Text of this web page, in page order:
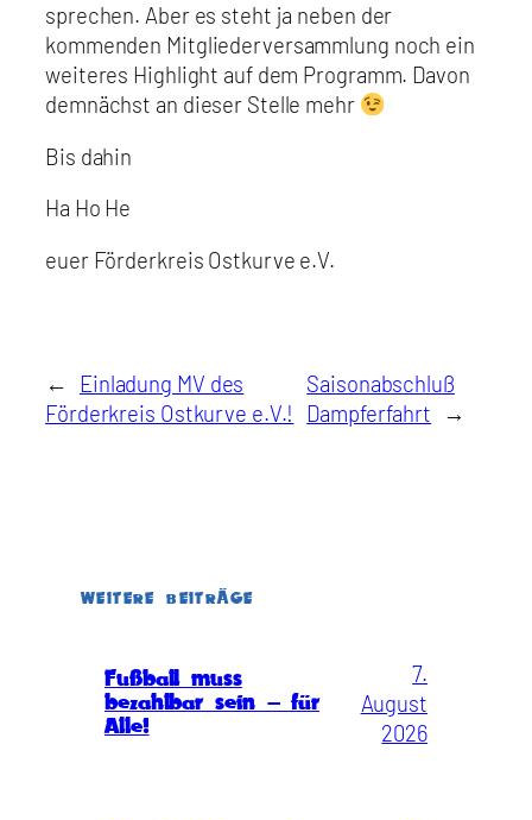
sprechen. Aber es steht ja neben der
kommenden Mitgliederversammlung noch ein
weiteres Highlight auf dem Programm. Davon
demnächst an dieser Stelle mehr
Bis dahin
Ha Ho He
euer Förderkreis Ostkurve e.V.
←
Einladung MV des
Förderkreis Ostkurve e.V.!
Saisonabschluß
Dampferfahrt
→
WEITERE BEITRÄGE
Fußball muss
bezahlbar sein – für
Alle!
7.
August
2026